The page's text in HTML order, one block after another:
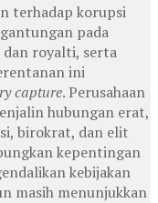
terhadap korupsi
pada
dan royalti, serta
ini
capture. Perusahaan
hubungan erat,
birokrat, dan elit
kepentingan
kebijakan
masih menunjukkan